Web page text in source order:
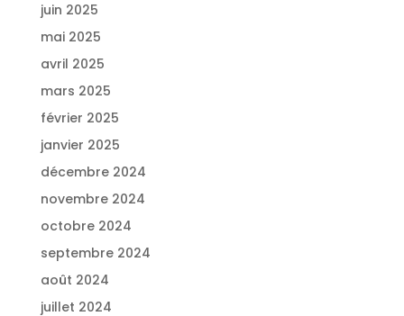
juin 2025
mai 2025
avril 2025
mars 2025
février 2025
janvier 2025
décembre 2024
novembre 2024
octobre 2024
septembre 2024
août 2024
juillet 2024